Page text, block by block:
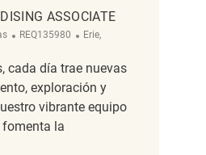
ASSOCIATE
ReqId
REQ135980 Ubicación
Erie,
cada día trae nuevas
exploración y
vibrante equipo
la